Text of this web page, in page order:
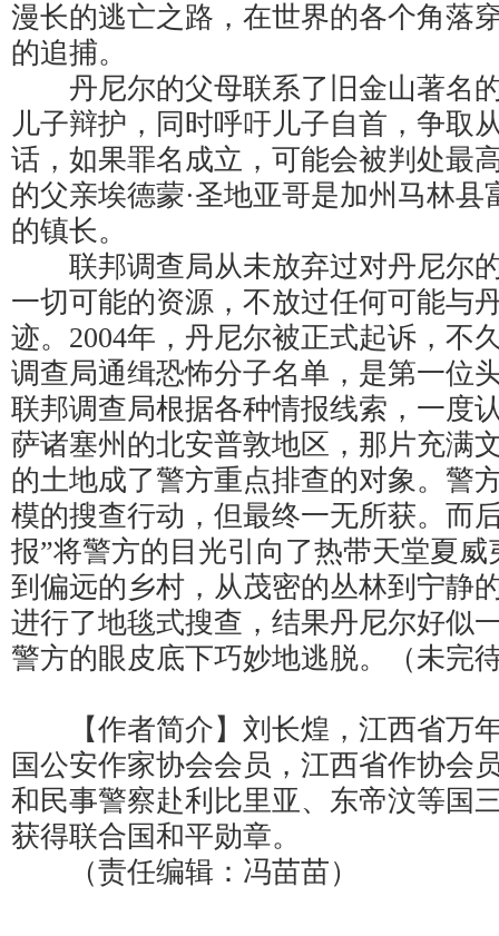
漫长的逃亡之路，在世界的各个角落
的追捕。
丹尼尔的父母联系了旧金山著名的
儿子辩护，同时呼吁儿子自首，争取
话，如果罪名成立，可能会被判处最
的父亲埃德蒙·圣地亚哥是加州马林县
的镇长。
联邦调查局从未放弃过对丹尼尔
一切可能的资源，不放过任何可能与
迹。2004年，丹尼尔被正式起诉，不
调查局通缉恐怖分子名单，是第一位
联邦调查局根据各种情报线索，一度
萨诸塞州的北安普敦地区，那片充满
的土地成了警方重点排查的对象。警
模的搜查行动，但最终一无所获。而
报”将警方的目光引向了热带天堂夏
到偏远的乡村，从茂密的丛林到宁静
进行了地毯式搜查，结果丹尼尔好似
警方的眼皮底下巧妙地逃脱。（未完
【作者简介】刘长煌，江西省万
国公安作家协会会员，江西省作协会
和民事警察赴利比里亚、东帝汶等国
获得联合国和平勋章。
（责任编辑：冯苗苗）